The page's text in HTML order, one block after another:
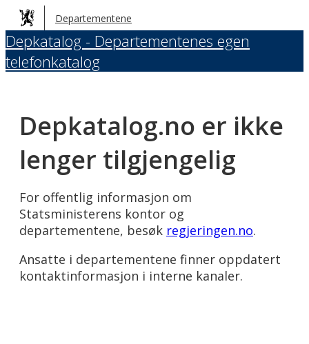
Hopp
til
hovedinnhold
Departementene
Depkatalog - Departementenes egen
telefonkatalog
Depkatalog.no er ikke
lenger tilgjengelig
For offentlig informasjon om
Statsministerens kontor og
departementene, besøk regjeringen.no.
Ansatte i departementene finner oppdatert
kontaktinformasjon i interne kanaler.